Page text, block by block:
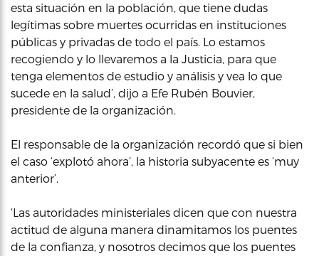
esta situación en la población, que tiene dudas
legítimas sobre muertes ocurridas en instituciones
públicas y privadas de todo el país. Lo estamos
recogiendo y lo llevaremos a la Justicia, para que
tenga elementos de estudio y análisis y vea lo que
sucede en la salud’, dijo a Efe Rubén Bouvier,
presidente de la organización.
El responsable de la organización recordó que si bien
el caso ‘explotó ahora’, la historia subyacente es ‘muy
anterior’.
‘Las autoridades ministeriales dicen que con nuestra
actitud de alguna manera dinamitamos los puentes
de la confianza, y nosotros decimos que los puentes